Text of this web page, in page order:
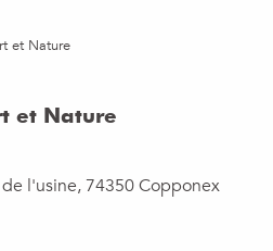
et Nature
et Nature
l'usine, 74350 Copponex